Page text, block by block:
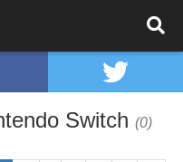
Switch (0)